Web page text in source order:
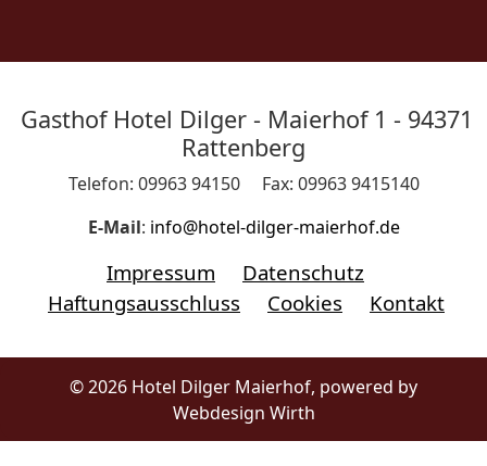
Gasthof Hotel Dilger - Maierhof 1 - 94371
Rattenberg
Telefon: 09963 94150 Fax: 09963 9415140
E-Mail: info@hotel-dilger-maierhof.de
Impressum
Datenschutz
Haftungsausschluss
Cookies Kontakt
© 2026 Hotel Dilger Maierhof, powered by
Webdesign Wirth